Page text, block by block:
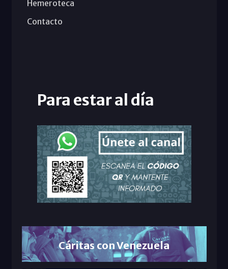
Hemeroteca
Contacto
Para estar al día
Cáritas con Venezuela